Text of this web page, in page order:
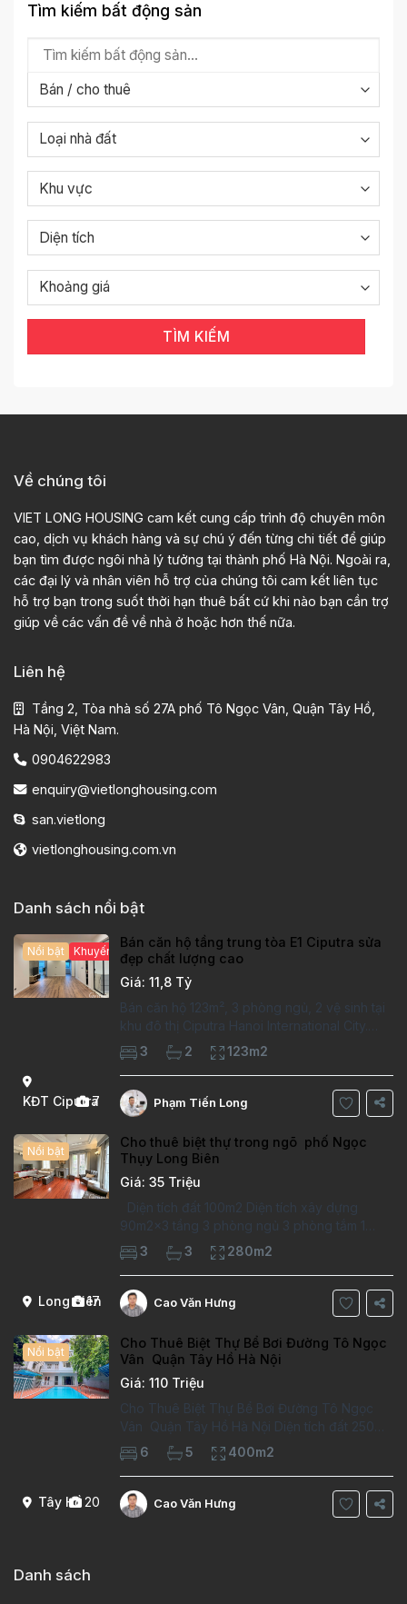
Tìm kiếm bất động sản
TÌM KIẾM
Về chúng tôi
VIET LONG HOUSING cam kết cung cấp trình độ chuyên môn
cao, dịch vụ khách hàng và sự chú ý đến từng chi tiết để giúp
bạn tìm được ngôi nhà lý tưởng tại thành phố Hà Nội. Ngoài ra,
các đại lý và nhân viên hỗ trợ của chúng tôi cam kết liên tục
hỗ trợ bạn trong suốt thời hạn thuê bất cứ khi nào bạn cần trợ
giúp về các vấn đề về nhà ở hoặc hơn thế nữa.
Liên hệ
Tầng 2, Tòa nhà số 27A phố Tô Ngọc Vân, Quận Tây Hồ,
Hà Nội, Việt Nam.
0904622983
enquiry@vietlonghousing.com
san.vietlong
vietlonghousing.com.vn
Danh sách nổi bật
KĐT Ciputra
7
Nổi bật Khuyến mại hấp dẫn
Bán căn hộ tầng trung tòa E1 Ciputra sửa
đẹp chất lượng cao
Giá: 11,8 Tỷ
Bán căn hộ 123m², 3 phòng ngủ, 2 vệ sinh tại
khu đô thị Ciputra Hanoi International City.
Căn hộ đã sửa mới kỹ, chất lượng cao, sàn
gỗ, bếp hiện đại, không gian thoáng sáng.
Thông tin căn hộ: Diện tích:
3 2 123m2
Phạm Tiến Long
Long Biên
17
Nổi bật
Cho thuê biệt thự trong ngõ phố Ngọc
Thụy Long Biên
Giá: 35 Triệu
Diện tích đất 100m2 Diện tích xây dựng
90m2x3 tầng 3 phòng ngủ 3 phòng tắm 1
phòng làm việc Vị trí ý tưởng 10 phút đi bộ tới
trường việt pháp Ngôi nhà được thiết kế theo
kiểu phát cổ,trong khu dân
3 3 280m2
Cao Văn Hưng
Tây Hồ20
Nổi bật
Cho Thuê Biệt Thự Bể Bơi Đường Tô Ngọc
Vân Quận Tây Hồ Hà Nội
Giá: 110 Triệu
Cho Thuê Biệt Thự Bể Bơi Đường Tô Ngọc
Vân Quận Tây Hồ Hà Nội Diện tích đất 250m2
Diện tích xây dựng 100m2 Xây 4 tầng, 6
phòng ngủ 5 phòng tắm Tầng 1, , phòng
khách , phòng bếp-1wc Tầng 2, 2 phòng
6 5 400m2
Cao Văn Hưng
Danh sách